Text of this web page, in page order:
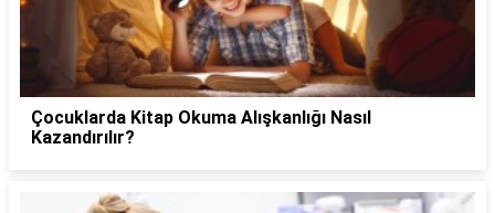
Çocuklarda Kitap Okuma Alışkanlığı Nasıl
Kazandırılır?